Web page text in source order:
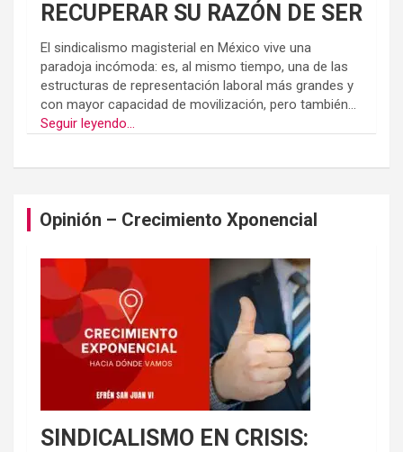
RECUPERAR SU RAZÓN DE SER
El sindicalismo magisterial en México vive una
paradoja incómoda: es, al mismo tiempo, una de las
estructuras de representación laboral más grandes y
con mayor capacidad de movilización, pero también...
Seguir leyendo...
Opinión – Crecimiento Xponencial
SINDICALISMO EN CRISIS: